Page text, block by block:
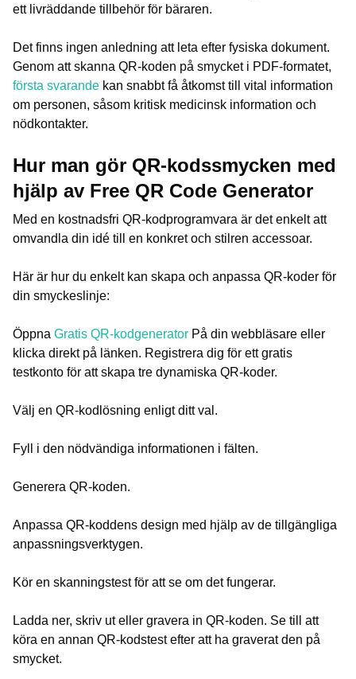
ett livräddande tillbehör för bäraren.
Det finns ingen anledning att leta efter fysiska dokument.
Genom att skanna QR-koden på smycket i PDF-formatet,
första svarande kan snabbt få åtkomst till vital information
om personen, såsom kritisk medicinsk information och
nödkontakter.
Hur man gör QR-kodssmycken med
hjälp av Free QR Code Generator
Med en kostnadsfri QR-kodprogramvara är det enkelt att
omvandla din idé till en konkret och stilren accessoar.
Här är hur du enkelt kan skapa och anpassa QR-koder för
din smyckeslinje:
Öppna Gratis QR-kodgenerator På din webbläsare eller
klicka direkt på länken. Registrera dig för ett gratis
testkonto för att skapa tre dynamiska QR-koder.
Välj en QR-kodlösning enligt ditt val.
Fyll i den nödvändiga informationen i fälten.
Generera QR-koden.
Anpassa QR-koddens design med hjälp av de tillgängliga
anpassningsverktygen.
Kör en skanningstest för att se om det fungerar.
Ladda ner, skriv ut eller gravera in QR-koden. Se till att
köra en annan QR-kodstest efter att ha graverat den på
smycket.